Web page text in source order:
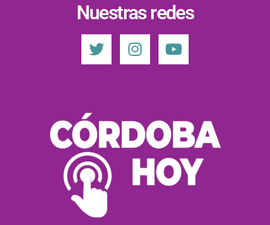
Nuestras redes